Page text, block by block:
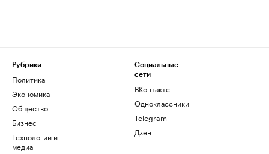
Рубрики
Политика
Экономика
Общество
Бизнес
Технологии и
медиа
Социальные
сети
ВКонтакте
Одноклассники
Telegram
Дзен